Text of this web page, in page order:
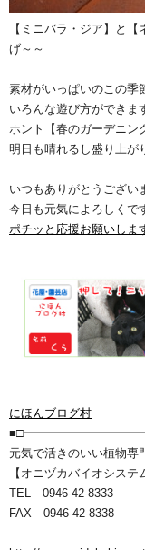
【ミニバラ・ジア】と
げ～～
素材がいっぱいのこの季
いろんな遊び方ができま
ホント【春のガーデニン
明日も晴れるし盛り上が
いつもありがとうござい
今日も元気によろしくで
ポチッと応援お願いしま
にほんブログ村
元気で活きのいい植物専
【オニヅカバイオシステ
TEL 0946-42-8333
FAX 0946-42-8338